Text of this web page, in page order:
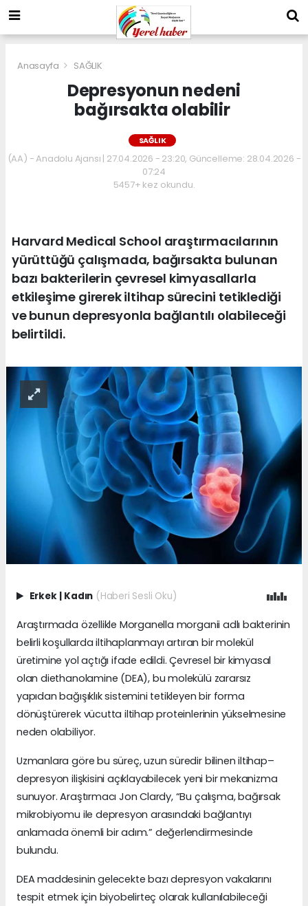
Anasayfa SAĞLIK
Depresyonun nedeni
bağırsakta olabilir
SAĞLIK
(AA) - Anadolu Ajansı | 27.04.2026 - 23:20, Güncelleme: 28.04.2026 -
07:24
5457+ kez okundu.
Harvard Medical School araştırmacılarının
yürüttüğü çalışmada, bağırsakta bulunan
bazı bakterilerin çevresel kimyasallarla
etkileşime girerek iltihap sürecini tetiklediği
ve bunun depresyonla bağlantılı olabileceği
belirtildi.
Erkek | Kadın (Haberi Sesli Oku)
Araştırmada özellikle Morganella morganii adlı bakterinin
belirli koşullarda iltihaplanmayı artıran bir molekül
üretimine yol açtığı ifade edildi. Çevresel bir kimyasal
olan diethanolamine (DEA), bu molekülü zararsız
yapıdan bağışıklık sistemini tetikleyen bir forma
dönüştürerek vücutta iltihap proteinlerinin yükselmesine
neden olabiliyor.
Uzmanlara göre bu süreç, uzun süredir bilinen iltihap–
depresyon ilişkisini açıklayabilecek yeni bir mekanizma
sunuyor. Araştırmacı Jon Clardy, “Bu çalışma, bağırsak
mikrobiyomu ile depresyon arasındaki bağlantıyı
anlamada önemli bir adım.” değerlendirmesinde
bulundu.
DEA maddesinin gelecekte bazı depresyon vakalarını
tespit etmek için biyobelirteç olarak kullanılabileceği